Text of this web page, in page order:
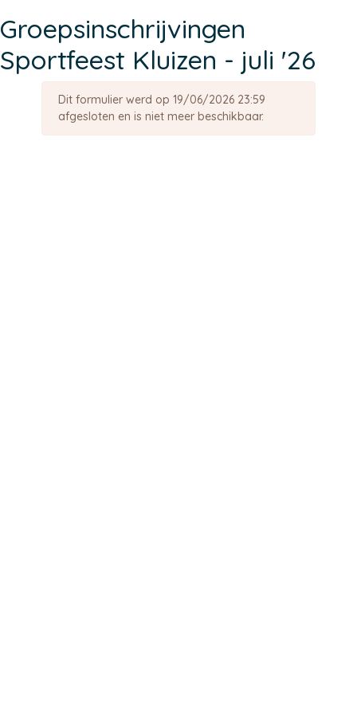
Groepsinschrijvingen
Sportfeest Kluizen - juli '26
Dit formulier werd op 19/06/2026 23:59
afgesloten en is niet meer beschikbaar.